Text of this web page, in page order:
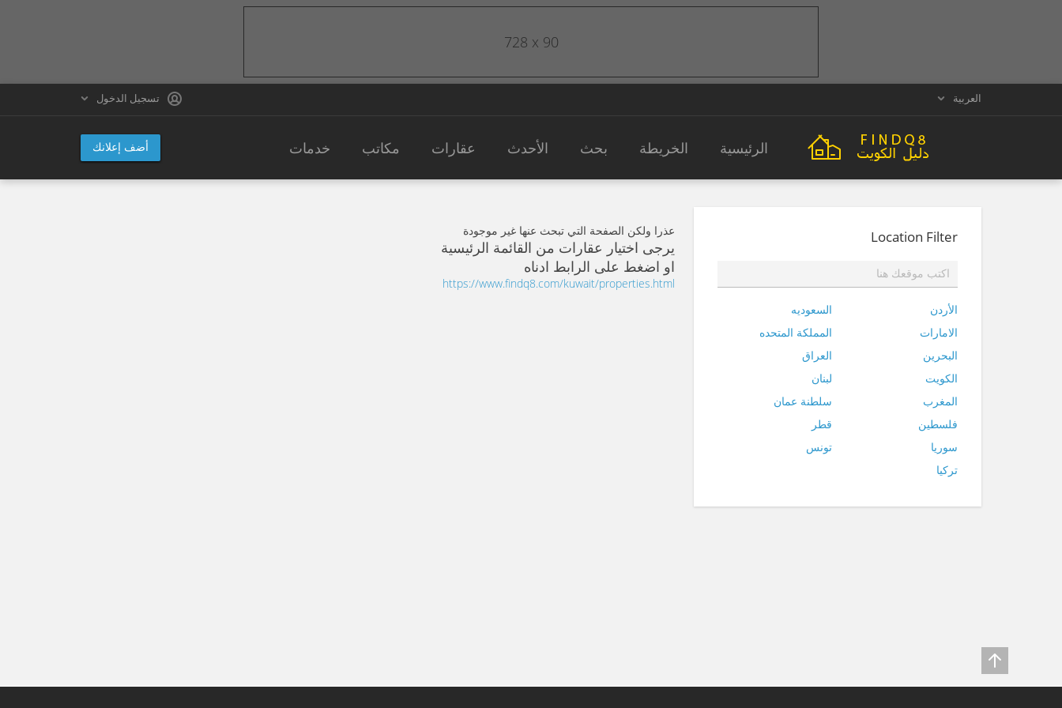
العربية تسجيل الدخول
أضف إعلانك الرئيسية الخريطة بحث الأحدث عقارات مكاتب خدمات
Location Filter
الأردن
السعوديه
الامارات
المملكة المتحده
البحرين
العراق
الكويت
لبنان
المغرب
سلطنة عمان
فلسطين
قطر
سوريا
تونس
تركيا
عذرا ولكن الصفحة التي تبحث عنها غير موجودة
يرجى اختيار عقارات من القائمة الرئيسية
او اضغط على الرابط ادناه
https://www.findq8.com/kuwait/properties.html
728 x 90